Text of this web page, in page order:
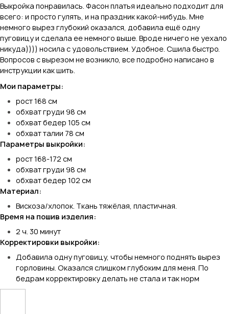
Выкройка понравилась. Фасон платья идеально подходит для
всего: и просто гулять, и на праздник какой-нибудь. Мне
немного вырез глубокий оказался, добавила ещё одну
пуговицу и сделала ее немного выше. Вроде ничего не уехало
никуда)))) носила с удовольствием. Удобное. Сшила быстро.
Вопросов с вырезом не возникло, все подробно написано в
инструкции как шить.
Мои параметры:
рост 168 см
обхват груди 98 см
обхват бедер 105 см
обхват талии 78 см
Параметры выкройки:
рост 168-172 см
обхват груди 98 см
обхват бедер 102 см
Материал:
Вискоза/хлопок. Ткань тяжёлая, пластичная.
Время на пошив изделия:
2 ч. 30 минут
Корректировки выкройки:
Добавила одну пуговицу, чтобы немного поднять вырез
горловины. Оказался слишком глубоким для меня. По
бедрам корректировку делать не стала и так норм